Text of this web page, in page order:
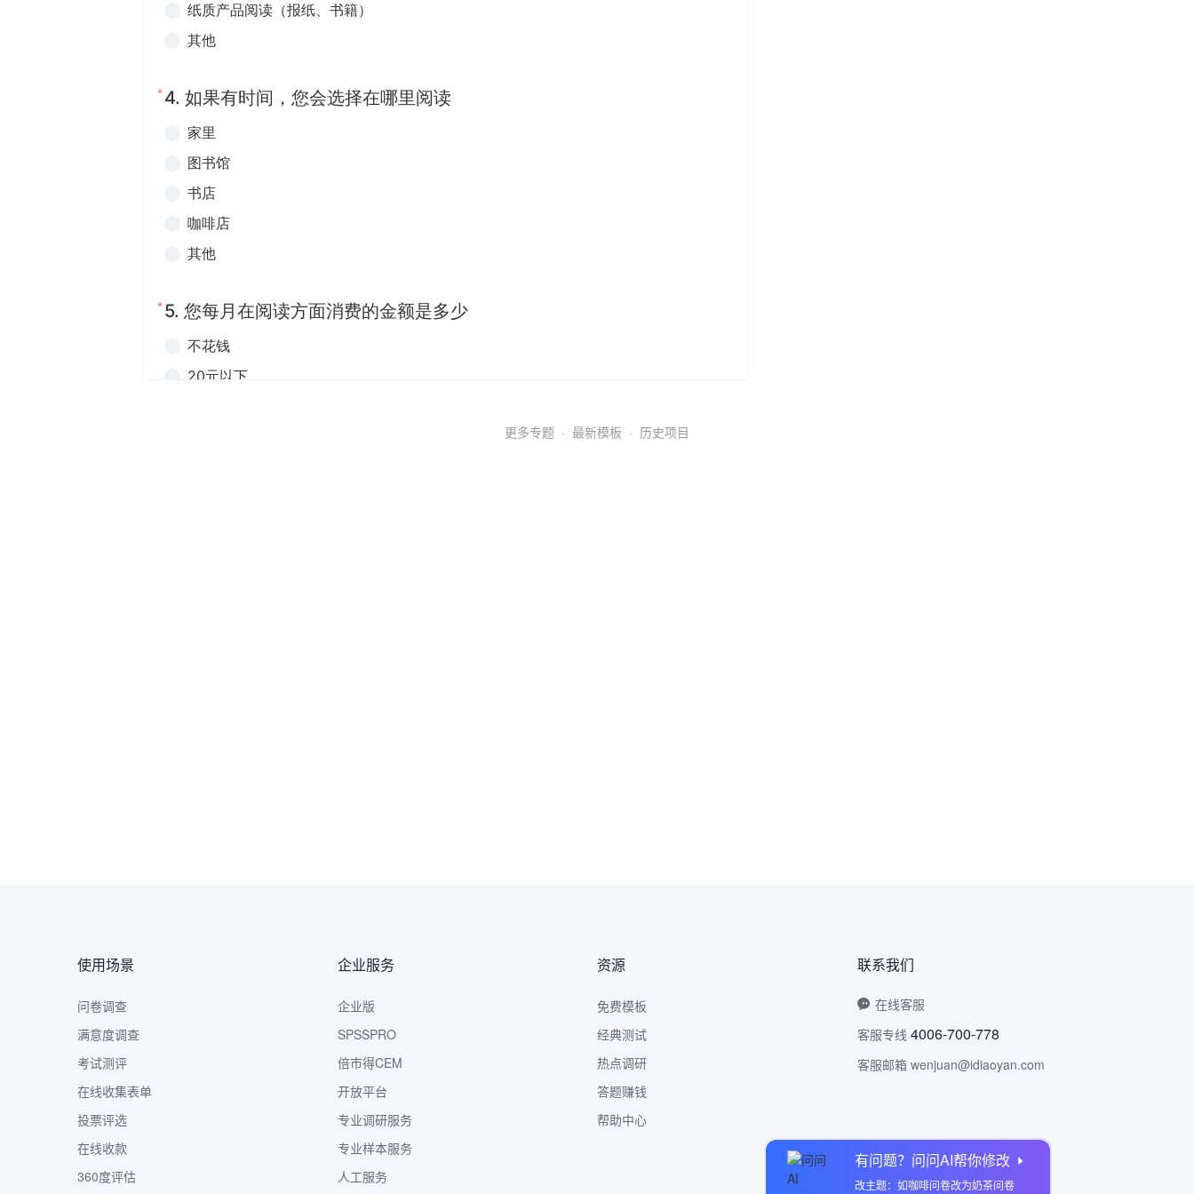
有问题？问问AI帮你修改
改主题：如咖啡问卷改为奶茶问卷
更多专题 · 最新模板 · 历史项目
使用场景
问卷调查
满意度调查
考试测评
在线收集表单
投票评选
在线收款
360度评估
企业服务
企业版
SPSSPRO
倍市得CEM
开放平台
专业调研服务
专业样本服务
人工服务
资源
免费模板
经典测试
热点调研
答题赚钱
帮助中心
联系我们
在线客服
客服专线 4006-700-778
客服邮箱 wenjuan@idiaoyan.com
问卷网公众号